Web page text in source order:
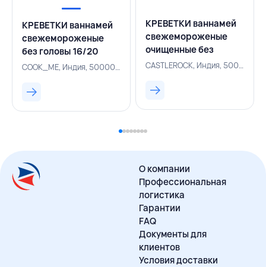
КРЕВЕТКИ ваннамей
свежемороженые
без головы 16/20
0,93 кг/1 кг 7%,
COOK_ME, Индия, 500004335
КРЕВЕТКИ ваннамей
свежемороженые
очищенные без
хвоста 16/20 0,935
CASTLEROCK, ИНДИЯ
CASTLEROCK, Индия, 500005093
О компании
Профессиональная
логистика
Гарантии
FAQ
Документы для
клиентов
Условия доставки